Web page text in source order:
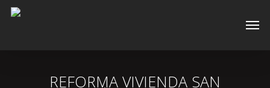
Skip
REFORMA VIVIENDA SAN